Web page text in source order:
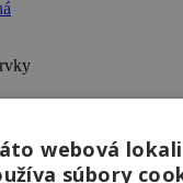
webová
súbory